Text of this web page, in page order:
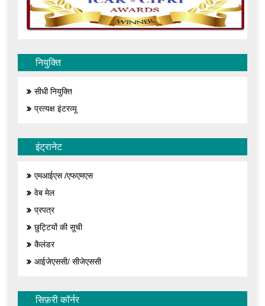
नियुक्ति
सीधी नियुक्ति
प्रत्यक्ष इंटरव्यू
इंट्रानेट
एमआईएस /एफएमएस
वेब मेल
प्रपत्र
छुट्टियों की सूची
कैलंडर
आईजेएससी/ सीजेएससी
सिफ़री कॉर्नर